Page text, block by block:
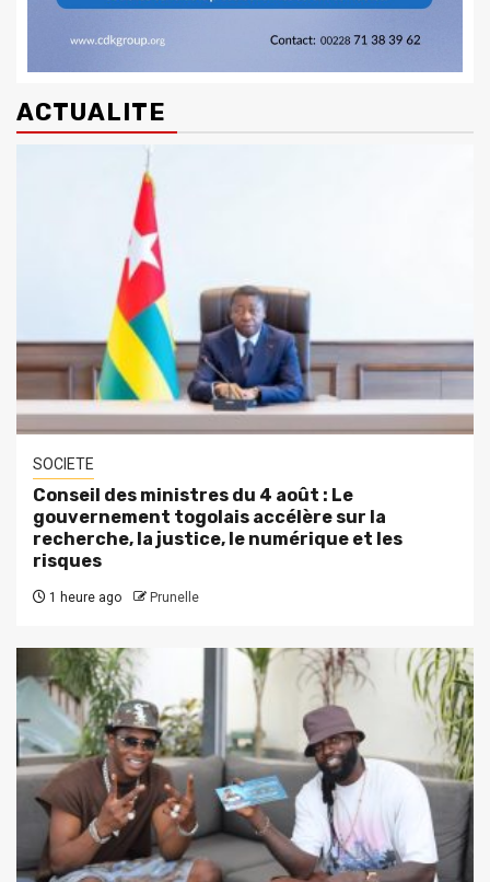
ACTUALITE
SOCIETE
Conseil des ministres du 4 août : Le
gouvernement togolais accélère sur la
recherche, la justice, le numérique et les
risques
1 heure ago Prunelle